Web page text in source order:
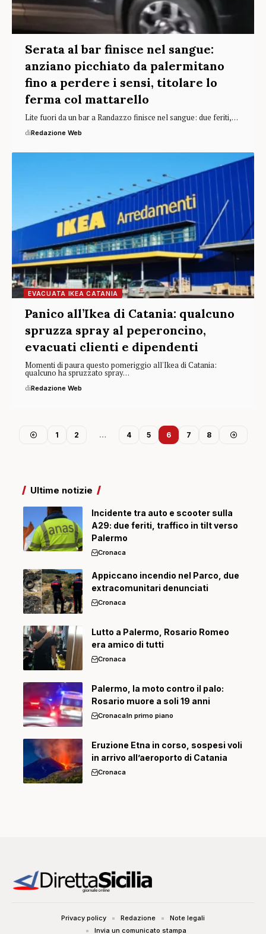
Serata al bar finisce nel sangue:
anziano picchiato da palermitano
fino a perdere i sensi, titolare lo
ferma col mattarello
Lite fuori da un bar a Randazzo finisce nel sangue: due feriti,…
diRedazione Web
EVACUATA IKEA CATANIA
Panico all’Ikea di Catania: qualcuno
spruzza spray al peperoncino,
evacuati clienti e dipendenti
Momenti di paura questo pomeriggio all'Ikea di Catania:
qualcuno ha spruzzato spray…
diRedazione Web
1 2 … 4 5 6 7 8
Ultime notizie
Incidente tra auto e scooter sulla
A29: due feriti, traffico in tilt verso
Palermo
Cronaca
Appiccano incendio nel Parco, due
extracomunitari denunciati
Cronaca
Lutto a Palermo, Rosario Romeo
era amico di tutti
Cronaca
Palermo, la moto contro il palo:
Rosario muore a soli 19 anni
CronacaIn primo piano
Eruzione Etna in corso, sospesi voli
in arrivo all’aeroporto di Catania
Cronaca
Privacy policy Redazione
Note legali
Invia un comunicato stampa